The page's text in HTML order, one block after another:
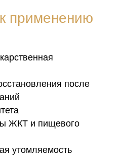
применению
после
ЖКТ и пищевого
утомляемость